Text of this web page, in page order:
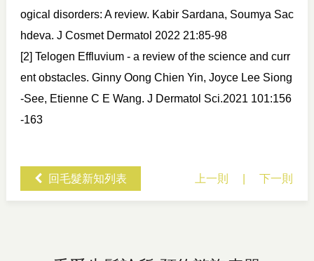
ogical disorders: A review. Kabir Sardana, Soumya Sac
hdeva. J Cosmet Dermatol 2022 21:85-98
[2] Telogen Effluvium - a review of the science and curr
ent obstacles. Ginny Oong Chien Yin, Joyce Lee Siong
-See, Etienne C E Wang. J Dermatol Sci.2021 101:156
-163
回毛髮新知列表 上一則 |下一則